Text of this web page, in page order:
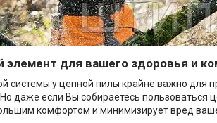
элемент для вашего здоровья и
системы у цепной пилы крайне важно для
Но даже если Вы собираетесь
комфортом и минимизирует вред